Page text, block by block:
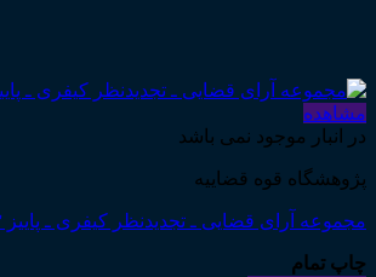
مشاهده
در انبار موجود نمی باشد
پژوهشگاه قوه قضاییه
مجموعه آرای قضایی ـ تجدیدنظر کیفری ـ پاییز ۹۳
چاپ تمام